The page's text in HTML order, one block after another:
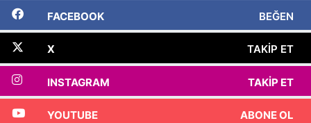
FACEBOOK BEĞEN
X TAKIP ET
INSTAGRAM TAKIP ET
YOUTUBE ABONE OL